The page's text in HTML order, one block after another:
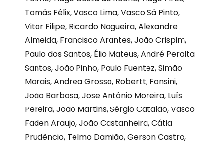
Tomás Félix, Vasco Lima, Vasco Sá Pinto,
Vitor Filipe, Ricardo Nogueira, Alexandre
Almeida, Francisco Arantes, João Crispim,
Paulo dos Santos, Élio Mateus, André Peralta
Santos, João Pinho, Paulo Fuentez, Simão
Morais, Andrea Grosso, Robertt, Fonsini,
João Barbosa, Jose António Moreira, Luís
Pereira, João Martins, Sérgio Catalão, Vasco
Faden Araujo, João Castanheira, Cátia
Prudêncio, Telmo Damião, Gerson Castro,